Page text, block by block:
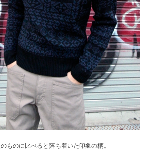
ものに比べると落ち着いた印象の柄。